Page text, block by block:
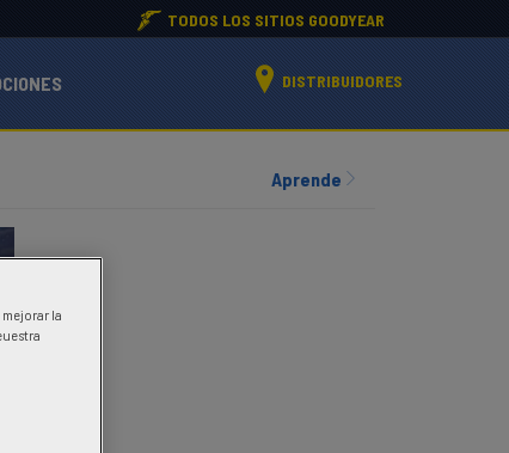
TODOS LOS SITIOS GOODYEAR
DISTRIBUIDORES
Aprende
la